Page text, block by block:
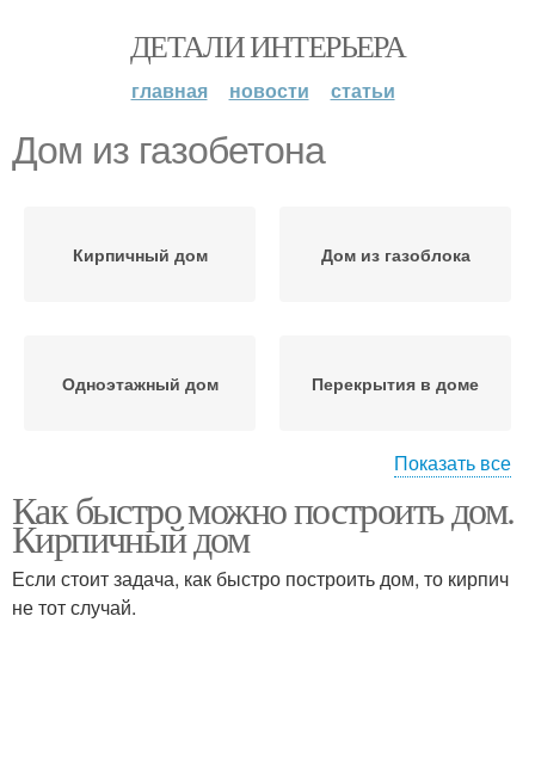
ДЕТАЛИ ИНТЕРЬЕРА
главная новости статьи
Дом из газобетона
Кирпичный дом Дом из газоблока
Одноэтажный дом Перекрытия в доме
Дешевый дом Дом от а
Показать все
Как быстро можно построить дом.
Кирпичный дом
Если стоит задача, как быстро построить дом, то кирпич
не тот случай.